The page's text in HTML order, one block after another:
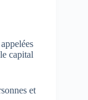
capital
et